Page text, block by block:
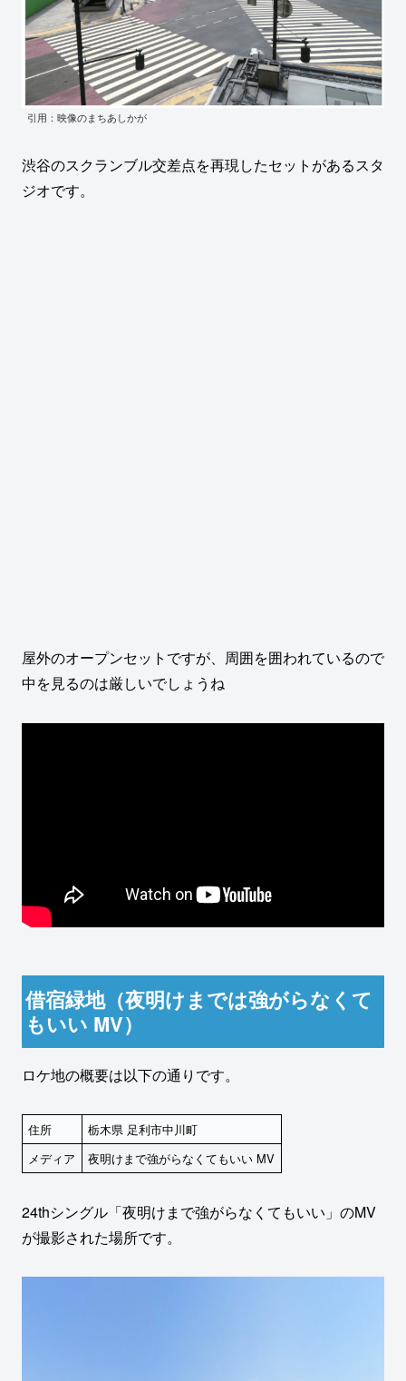
引用：映像のまちあしかが
渋谷のスクランブル交差点を再現したセットがあるスタ
ジオです。
屋外のオープンセットですが、周囲を囲われているので
中を見るのは厳しいでしょうね
借宿緑地（夜明けまでは強がらなくて
もいい MV）
ロケ地の概要は以下の通りです。
住所
栃木県 足利市中川町
メディア
夜明けまで強がらなくてもいい MV
24thシングル「夜明けまで強がらなくてもいい」のMV
が撮影された場所です。